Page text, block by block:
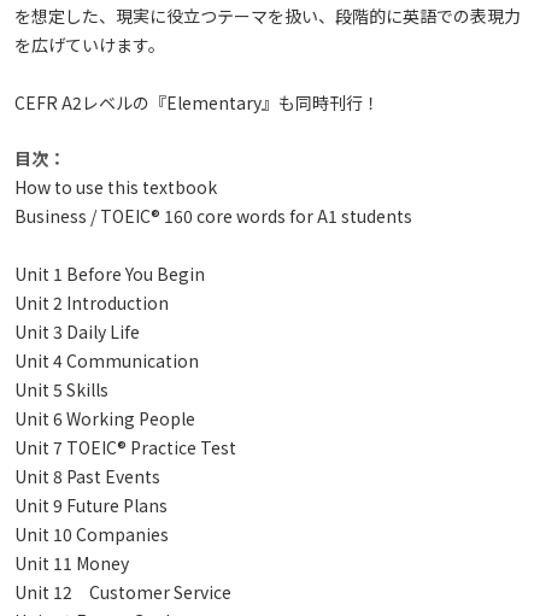
を想定した、現実に役立つテーマを扱い、段階的に英語での表現力
を広げていけます。
CEFR A2レベルの『Elementary』も同時刊行！
目次：
How to use this textbook
Business / TOEIC® 160 core words for A1 students
Unit 1 Before You Begin
Unit 2 Introduction
Unit 3 Daily Life
Unit 4 Communication
Unit 5 Skills
Unit 6 Working People
Unit 7 TOEIC® Practice Test
Unit 8 Past Events
Unit 9 Future Plans
Unit 10 Companies
Unit 11 Money
Unit 12 Customer Service